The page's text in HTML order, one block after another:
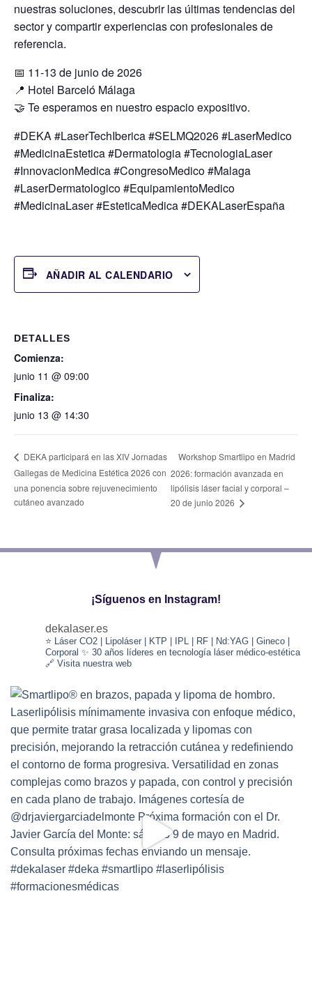
nuestras soluciones, descubrir las últimas tendencias del
sector y compartir experiencias con profesionales de
referencia.
📅 11-13 de junio de 2026
📍 Hotel Barceló Málaga
🤝 Te esperamos en nuestro espacio expositivo.
#DEKA #LaserTechIberica #SELMQ2026 #LaserMedico
#MedicinaEstetica #Dermatologia #TecnologiaLaser
#InnovacionMedica #CongresoMedico #Malaga
#LaserDermatologico #EquipamientoMedico
#MedicinaLaser #EsteticaMedica #DEKALaserEspaña
AÑADIR AL CALENDARIO
DETALLES
Comienza:
junio 11 @ 09:00
Finaliza:
junio 13 @ 14:30
DEKA participará en las XIV Jornadas
Gallegas de Medicina Estética 2026 con
una ponencia sobre rejuvenecimiento
cutáneo avanzado
Workshop Smartlipo en Madrid
2026: formación avanzada en
lipólisis láser facial y corporal –
20 de junio 2026
¡Síguenos en Instagram!
dekalaser.es
⭐️ Láser CO2 | Lipoláser | KTP | IPL | RF | Nd:YAG | Gineco |
Corporal ✨ 30 años líderes en tecnología láser médico-estética
🔗 Visita nuestra web